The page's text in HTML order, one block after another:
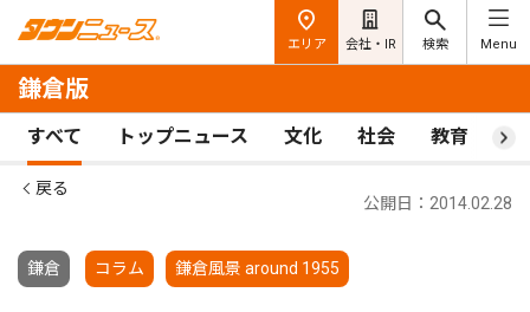
エリア 会社・IR 検索 Menu
鎌倉版
すべて トップニュース 文化 社会 教育 ス
戻る
鎌倉 コラム 鎌倉風景 around 1955
公開日：2014.02.28